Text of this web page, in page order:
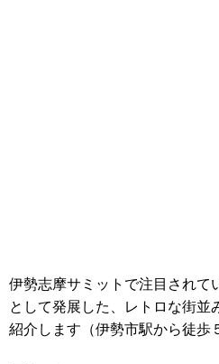
伊勢志摩サミットで注目されて
として発展した、レトロな街並
紹介します（伊勢市駅から徒歩